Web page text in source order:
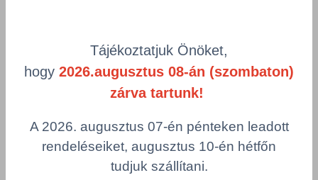
Összes termék (a rendezéshez - SZŰRÉS - kattints a lenti
Termékek oldalanként
grid.filter.title.mobile
Tájékoztatjuk Önöket,
hogy 2026.augusztus 08-án (szombaton)
zárva tartunk!
A 2026. augusztus 07-én pénteken leadott
rendeléseiket, augusztus 10-én hétfőn
tudjuk szállítani.